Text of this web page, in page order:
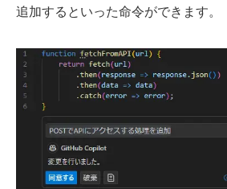
追加するといった命令ができます。